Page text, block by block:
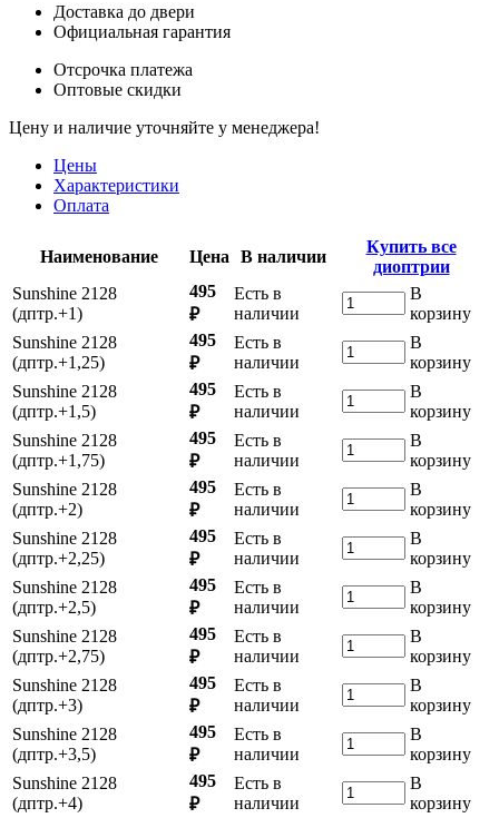
Доставка до двери
Официальная гарантия
Отсрочка платежа
Оптовые скидки
Цену и наличие уточняйте у менеджера!
Цены
Характеристики
Оплата
Наименование Цена В наличии
Купить все
диоптрии
Sunshine 2128
(дптр.+1)
495
₽
Есть в
наличии
В
корзину
Sunshine 2128
(дптр.+1,25)
495
₽
Есть в
наличии
В
корзину
Sunshine 2128
(дптр.+1,5)
495
₽
Есть в
наличии
В
корзину
Sunshine 2128
(дптр.+1,75)
495
₽
Есть в
наличии
В
корзину
Sunshine 2128
(дптр.+2)
495
₽
Есть в
наличии
В
корзину
Sunshine 2128
(дптр.+2,25)
495
₽
Есть в
наличии
В
корзину
Sunshine 2128
(дптр.+2,5)
495
₽
Есть в
наличии
В
корзину
Sunshine 2128
(дптр.+2,75)
495
₽
Есть в
наличии
В
корзину
Sunshine 2128
(дптр.+3)
495
₽
Есть в
наличии
В
корзину
Sunshine 2128
(дптр.+3,5)
495
₽
Есть в
наличии
В
корзину
Sunshine 2128
(дптр.+4)
495
₽
Есть в
наличии
В
корзину